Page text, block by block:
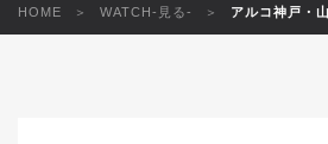
HOME WATCH-見る- アルコ神戸・